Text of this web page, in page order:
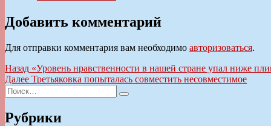
Добавить комментарий
Для отправки комментария вам необходимо авторизоваться.
Навигация
по
записям
Назад Предыдущая
запись:
«Уровень нравственности в нашей стране упал ниже
Далее Следующая
Третьяковка попыталась совместить несовместимое
Искать:
Поиск
Рубрики